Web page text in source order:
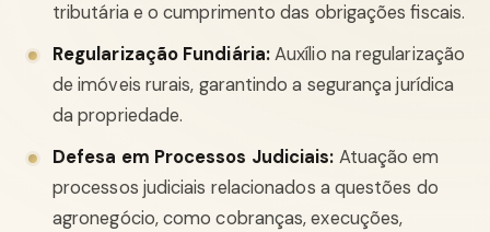
tributária e o cumprimento das obrigações fiscais.
Regularização Fundiária:Auxílio na regularização
de imóveis rurais, garantindo a segurança jurídica
da propriedade.
Defesa em Processos Judiciais: Atuação em
processos judiciais relacionados a questões do
agronegócio, como cobranças, execuções,